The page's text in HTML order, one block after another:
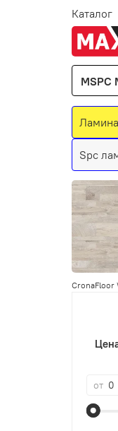
Каталог
MSPC
Spc
CronaFloor
от